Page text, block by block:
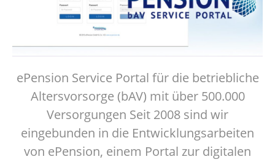
ePension Service Portal für die betriebliche
Altersvorsorge (bAV) mit über 500.000
Versorgungen Seit 2008 sind wir
eingebunden in die Entwicklungsarbeiten
von ePension, einem Portal zur digitalen